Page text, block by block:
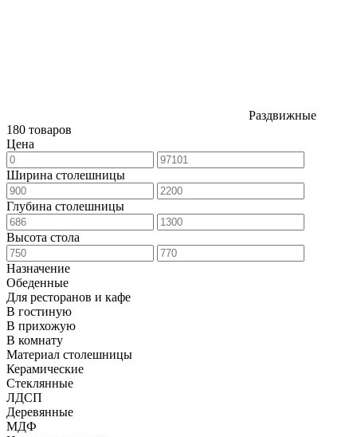
Раздвижные
180 товаров
Цена
Ширина столешницы
Глубина столешницы
Высота стола
Назначение
Обеденные
Для ресторанов и кафе
В гостиную
В прихожую
В комнату
Материал столешницы
Керамические
Стеклянные
ЛДСП
Деревянные
МДФ